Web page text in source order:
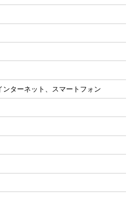
ンターネット、スマートフォン